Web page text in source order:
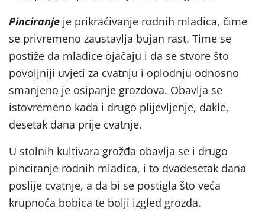
Pinciranje je prikraćivanje rodnih mladica, čime
se privremeno zaustavlja bujan rast. Time se
postiže da mladice ojačaju i da se stvore što
povoljniji uvjeti za cvatnju i oplodnju odnosno
smanjeno je osipanje grozdova. Obavlja se
istovremeno kada i drugo plijevljenje, dakle,
desetak dana prije cvatnje.
U stolnih kultivara grožđa obavlja se i drugo
pinciranje rodnih mladica, i to dvadesetak dana
poslije cvatnje, a da bi se postigla što veća
krupnoća bobica te bolji izgled grozda.